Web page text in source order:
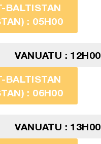
BALTISTAN
: 05H00
VANUATU : 12H00
BALTISTAN
: 06H00
VANUATU : 13H00